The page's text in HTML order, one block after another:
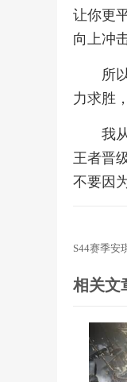
让你更
向上冲
所
力求胜
我
王者晋
不要因
S44赛季安
相关文